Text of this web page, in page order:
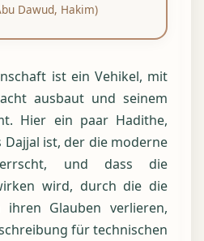
Dawud, Hakim)
ist ein Vehikel, mit
ausbaut und seinem
Hier ein paar Hadithe,
Dajjal ist, der die moderne
und dass die
wird, durch die die
ihren Glauben verlieren,
für technischen